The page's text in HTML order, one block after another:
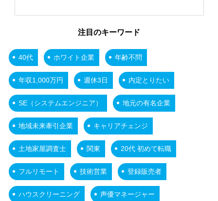
注目のキーワード
40代 ホワイト企業 年齢不問
年収1,000万円 週休3日 内定とりたい
SE（システムエンジニア） 地元の有名企業
地域未来牽引企業 キャリアチェンジ
土地家屋調査士 関東 20代 初めて転職
フルリモート 技術営業 登録販売者
ハウスクリーニング 声優マネージャー